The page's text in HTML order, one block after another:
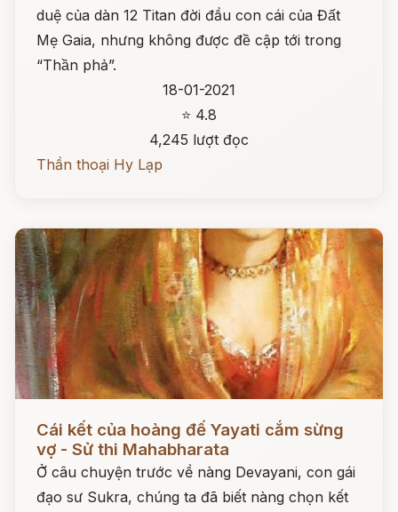
duệ của dàn 12 Titan đời đầu con cái của Đất
Mẹ Gaia, nhưng không được đề cập tới trong
“Thần phả”.
18-01-2021
⭐ 4.8
4,245 lượt đọc
Thần thoại Hy Lạp
Cái kết của hoàng đế Yayati cắm sừng
vợ - Sử thi Mahabharata
Ở câu chuyện trước về nàng Devayani, con gái
đạo sư Sukra, chúng ta đã biết nàng chọn kết